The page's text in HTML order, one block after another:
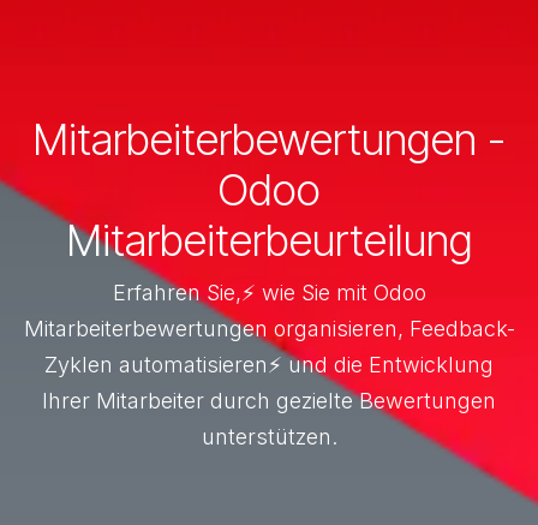
Mitarbeiterbewertungen -
Odoo
Mitarbeiterbeurteilung
Erfahren Sie,⚡ wie Sie mit Odoo
Mitarbeiterbewertungen organisieren, Feedback-
Zyklen automatisieren⚡ und die Entwicklung
Ihrer Mitarbeiter durch gezielte Bewertungen
unterstützen.